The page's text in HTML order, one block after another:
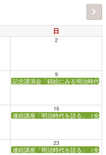
日
2
9
記念講演会「錦絵にみる明治時代」
16
連続講座「明治時代を語る」（全5
23
連続講座「明治時代を語る」（全5